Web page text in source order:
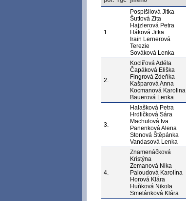
1.
Pospíšilová Jitka
Šuttová Zita
Hajzlerová Petra
Háková Jitka
Irain Lernerová
Terezie
Sováková Lenka
2.
Koclířová Adéla
Čapáková Eliška
Fingrová Zdeňka
Kašparová Anna
Kocmanová Karolina
Bauerová Lenka
3.
Halašková Petra
Hrdličková Sára
Machutová Iva
Panenková Alena
Stonová Štěpánka
Vandasová Lenka
4.
Znamenáčková
Kristýna
Zemanová Nika
Paloudová Karolína
Horová Klára
Huňková Nikola
Smetánková Klára